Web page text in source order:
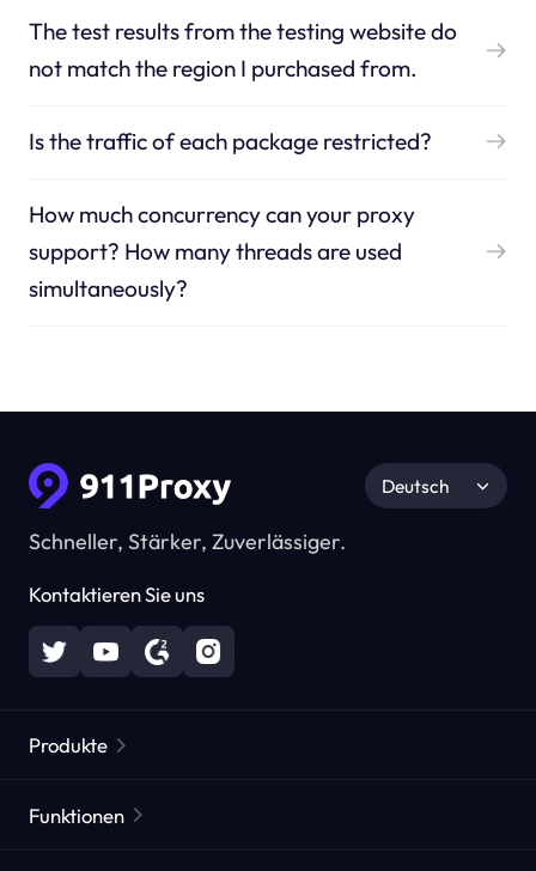
The test results from the testing website do
not match the region I purchased from.
Is the traffic of each package restricted?
How much concurrency can your proxy
support? How many threads are used
simultaneously?
Schneller, Stärker, Zuverlässiger.
Kontaktieren Sie uns
Deutsch
Produkte
Funktionen